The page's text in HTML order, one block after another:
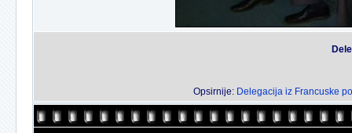
Opsirnije: Delegacija iz Francuske